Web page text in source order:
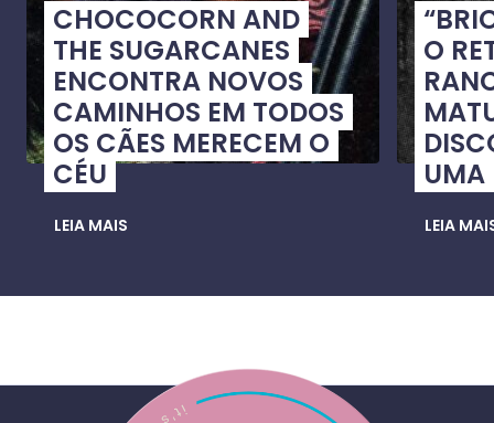
CHOCOCORN AND
THE SUGARCANES
ENCONTRA NOVOS
CAMINHOS EM TODOS
OS CÃES MERECEM O
CÉU
LEIA MAIS
O
UMA
LEIA